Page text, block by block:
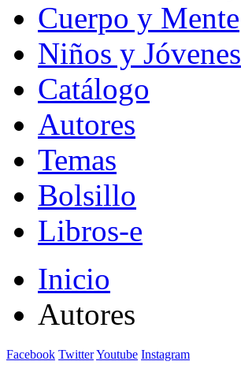
Cuerpo y Mente
Niños y Jóvenes
Catálogo
Autores
Temas
Bolsillo
Libros-e
Inicio
Autores
Facebook TwitterYoutube Instagram